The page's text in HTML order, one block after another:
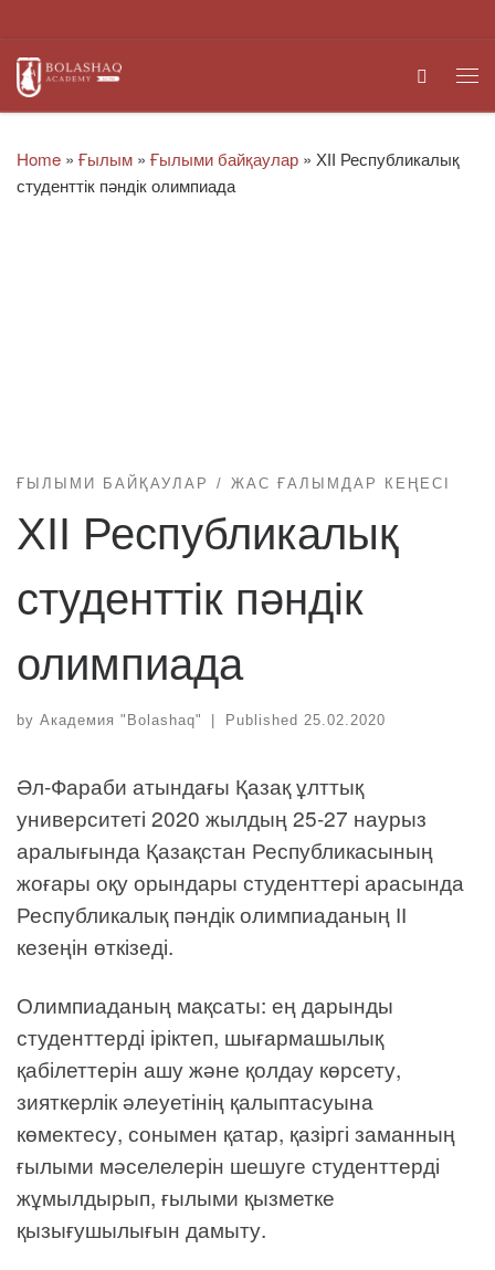
Search
Home » Ғылым » Ғылыми байқаулар » ХІІ Республикалық
студенттік пәндік олимпиада
ҒЫЛЫМИ БАЙҚАУЛАР ЖАС ҒАЛЫМДАР КЕҢЕСІ
ХІІ Республикалық
студенттік пәндік
олимпиада
by Академия "Bolashaq" | Published 25.02.2020
Әл-Фараби атындағы Қазақ ұлттық
университеті 2020 жылдың 25-27 наурыз
аралығында Қазақстан Республикасының
жоғары оқу орындары студенттері арасында
Республикалық пәндік олимпиаданың ІІ
кезеңін өткізеді.
Олимпиаданың мақсаты: ең дарынды
студенттерді іріктеп, шығармашылық
қабілеттерін ашу және қолдау көрсету,
зияткерлік әлеуетінің қалыптасуына
көмектесу, сонымен қатар, қазіргі заманның
ғылыми мәселелерін шешуге студенттерді
жұмылдырып, ғылыми қызметке
қызығушылығын дамыту.